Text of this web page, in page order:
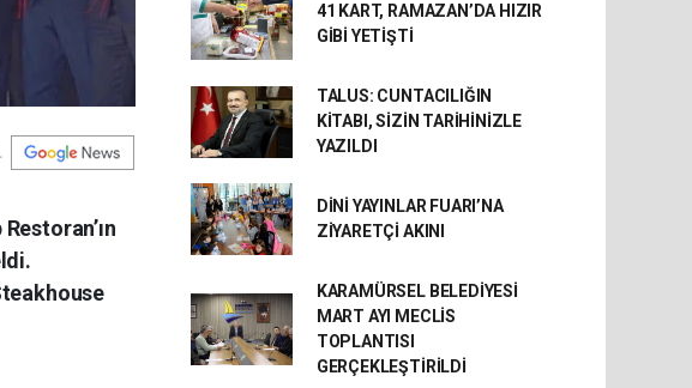
41 KART, RAMAZAN’DA HIZIR
GİBİ YETİŞTİ
TALUS: CUNTACILIĞIN
KİTABI, SİZİN TARİHİNİZLE
YAZILDI
DİNİ YAYINLAR FUARI’NA
ZİYARETÇİ AKINI
KARAMÜRSEL BELEDİYESİ
MART AYI MECLİS
TOPLANTISI
GERÇEKLEŞTİRİLDİ